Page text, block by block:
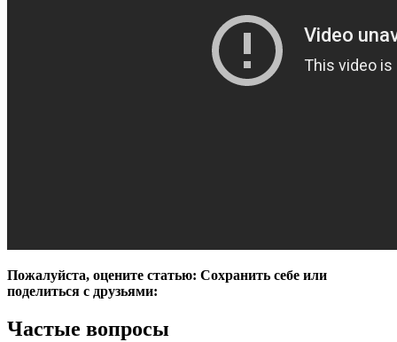
Пожалуйста, оцените статью: Сохранить себе или
поделиться с друзьями:
Частые вопросы